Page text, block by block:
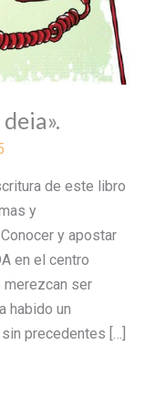
de este libro
y
y apostar
en el centro
ser
habido un
precedentes […]